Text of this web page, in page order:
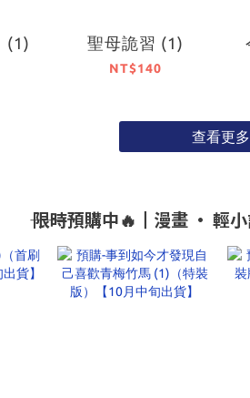
(1) 聖母詭習 (1)
NT$140
查看更多
―― 限時預購中🔥┃漫畫 • 輕小